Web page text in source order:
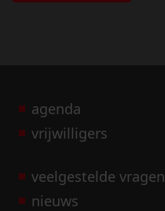
agenda
vrijwilligers
veelgestelde vragen
nieuws